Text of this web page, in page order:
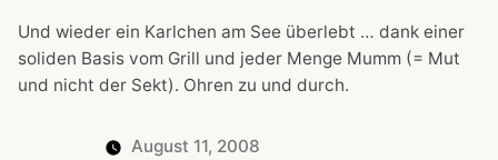
Und wieder ein Karlchen am See überlebt … dank einer
soliden Basis vom Grill und jeder Menge Mumm (= Mut
und nicht der Sekt). Ohren zu und durch.
August 11, 2008